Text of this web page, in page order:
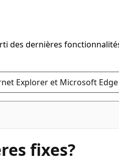
des dernières
Explorer et Microsoft Edge
fixes?